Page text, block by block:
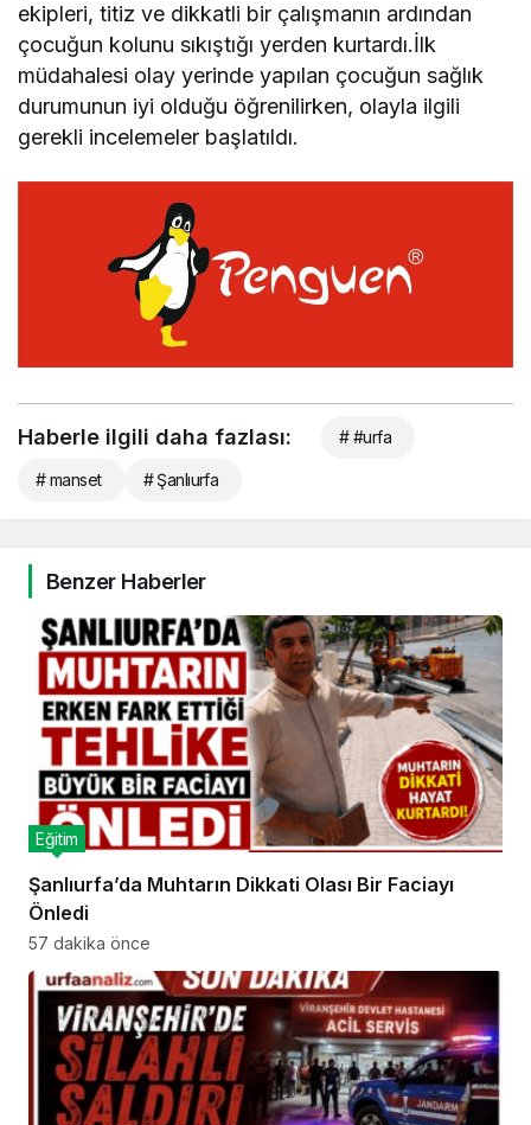
ekipleri, titiz ve dikkatli bir çalışmanın ardından
çocuğun kolunu sıkıştığı yerden kurtardı.İlk
müdahalesi olay yerinde yapılan çocuğun sağlık
durumunun iyi olduğu öğrenilirken, olayla ilgili
gerekli incelemeler başlatıldı.
Haberle ilgili daha fazlası: # #urfa
# manset # Şanlıurfa
Benzer Haberler
Şanlıurfa’da Muhtarın Dikkati Olası Bir Faciayı
Önledi
Eğitim
57 dakika önce